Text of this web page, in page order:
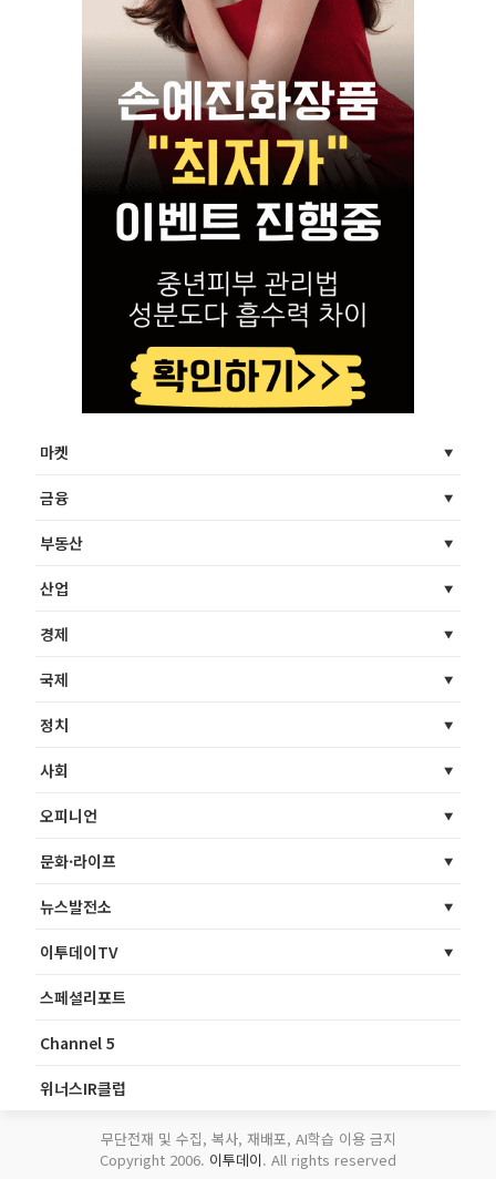
마켓
금융
부동산
산업
경제
국제
정치
사회
오피니언
문화·라이프
뉴스발전소
이투데이TV
스페셜리포트
Channel 5
위너스IR클럽
무단전재 및 수집, 복사, 재배포, AI학습 이용 금지
Copyright 2006. 이투데이. All rights reserved